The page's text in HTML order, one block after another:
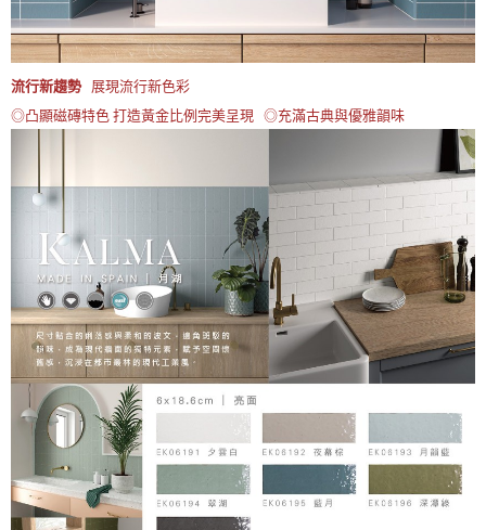
流行新趨勢展現流行新色彩
◎凸顯磁磚特色 打造黃金比例完美呈現 ◎充滿古典與優雅韻味